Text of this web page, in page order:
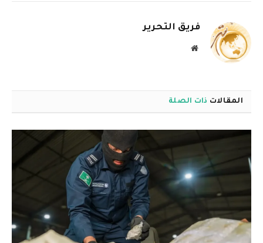
فريق التحرير
موقع
المقالات ذات الصلة